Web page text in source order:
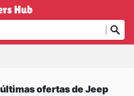
ofertas de Jeep